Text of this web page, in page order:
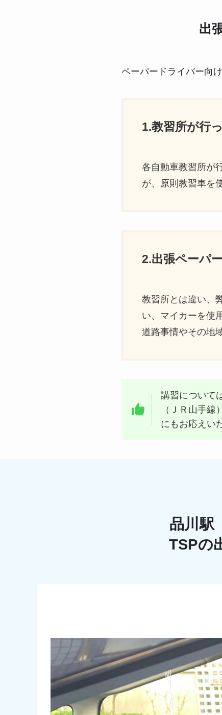
出
ペーパードライバー向
1.教習所が行
各自動車教習所が
が、原則教習車を
2.出張ペーパ
教習所とは違い、
い、マイカーを使
道路事情やその地
講習について
（ＪＲ山手
にもお応えい
品川駅
TSPの